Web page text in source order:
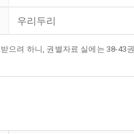
우리두리
으려 하니, 권별자료 실에는 38-43